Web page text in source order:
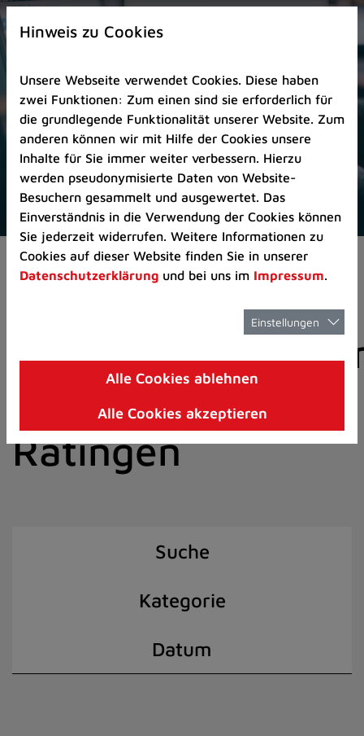
Zur
Startseite
Zum
Seitenanfang
springen
(Schnelltaste
A)
Zur
Navigation/Menü
springen
(Schnelltaste
M)
Zur
8)
I)
Pressemeldungen
der Stadt
Ratingen
Suche
Kategorie
Datum
Hinweis zu Cookies
Unsere Webseite verwendet Cookies. Diese haben
zwei Funktionen: Zum einen sind sie erforderlich für
die grundlegende Funktionalität unserer Website. Zum
anderen können wir mit Hilfe der Cookies unsere
Inhalte für Sie immer weiter verbessern. Hierzu
werden pseudonymisierte Daten von Website-
Besuchern gesammelt und ausgewertet. Das
Einverständnis in die Verwendung der Cookies können
Sie jederzeit widerrufen. Weitere Informationen zu
Cookies auf dieser Website finden Sie in unserer
Datenschutzerklärung und bei uns im Impressum.
Einstellungen
Alle Cookies ablehnen
Alle Cookies akzeptieren